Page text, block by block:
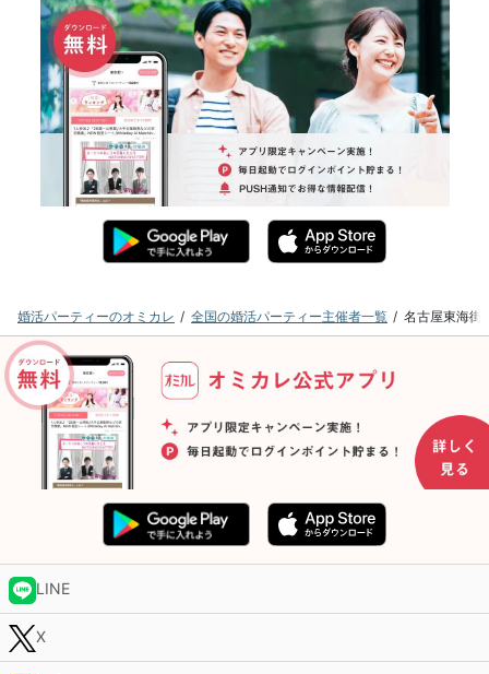
婚活パーティーのオミカレ 全国の婚活パーティー主催者一覧 名古屋東海街
LINE
X